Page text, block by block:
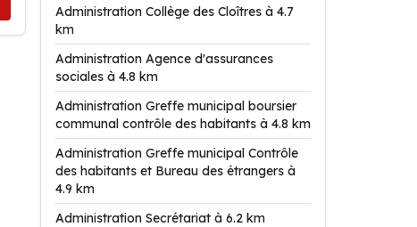
Administration Collège des Cloîtres à 4.7
km
Administration Agence d'assurances
sociales à 4.8 km
Administration Greffe municipal boursier
communal contrôle des habitants à 4.8 km
Administration Greffe municipal Contrôle
des habitants et Bureau des étrangers à
4.9 km
Administration Secrétariat à 6.2 km